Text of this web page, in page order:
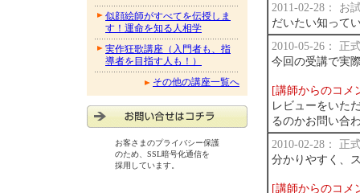
似顔絵師がすべてを伝授しま
す！運命を知る人相学
実作狂歌講座（入門者も、指
導者を目指す人も！）
その他の講座一覧へ
お客さまのプライバシー保護
のため、SSL暗号化通信を
採用しています。
2011-02-28： お
だいたい知って
2010-05-26： 正
今回の受講で実
[講師からのコメ
レビューをいた
るのかお問い合
2010-02-28： 正
分かりやすく、
[講師からのコメ